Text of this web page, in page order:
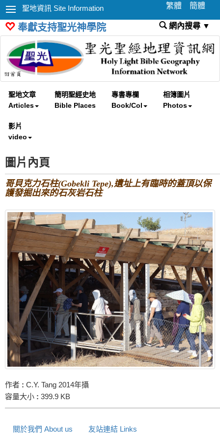
聖地資訊 Site Information 繁體 簡體
奉獻支持聖光神學院 網內搜尋 ▼
聖地文章
Articles
簡明聖經史地
Bible Places
專書專欄
Book/Col
相簿圖片
Photos
影片
video
圖片內頁
哥貝克力石柱(Gobekli Tepe),遺址上有臨時的蓋頂以保
護發掘出來的石灰岩石柱
作者 : C.Y. Tang 2014年攝
容量大小 : 399.9 KB
關於我們 About us 友站連結 Links